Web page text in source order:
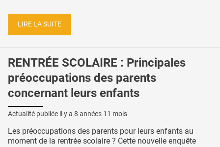
LIRE LA SUITE
RENTRÉE SCOLAIRE : Principales
préoccupations des parents
concernant leurs enfants
Actualité publiée il y a 8 années 11 mois
Les préoccupations des parents pour leurs enfants au
moment de la rentrée scolaire ? Cette nouvelle enquête